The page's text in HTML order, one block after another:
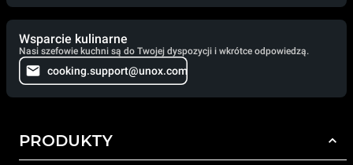
Wsparcie kulinarne
Nasi szefowie kuchni są do Twojej dyspozycji i wkrótce odpowiedzą.
cooking.support@unox.com
PRODUKTY